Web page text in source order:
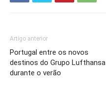
Artigo anterior
Portugal entre os novos
destinos do Grupo Lufthansa
durante o verão